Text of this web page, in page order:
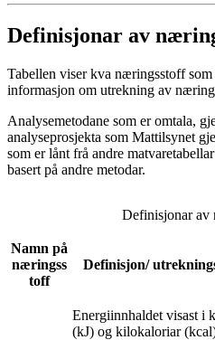
Definisjonar av
Tabellen viser kva næringsstoff
informasjon om utrekning av
Analysemetodane som er omtala,
analyseprosjekta som Mattilsynet
som er lånt frå andre
basert på andre metodar.
Definisjonar av
Namn på
næringss
toff
Definisjon/
Energiinnhaldet visast i
(kJ) og kilokaloriar